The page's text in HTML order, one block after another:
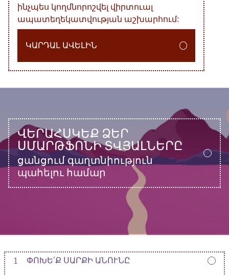
ինչպես կողմնորոշվել վիրտուալ
ապատեղեկատվության աշխարհում:
ԿԱՐԴԱԼ ԱՎԵԼԻՆ
ՎԵՐԱՀՍԿԵՔ ՁԵՐ
ՍՄԱՐԹՖՈՆԻ ՏՎՅԱԼՆԵՐԸ
ցանցում գաղտնիություն
պահելու համար
1 ՓՈԽԵ՛Ք ՍԱՐՔԻ ԱՆՈՒՆԸ